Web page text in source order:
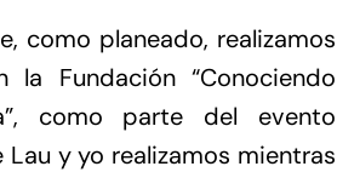
como planeado, realizamos
la Fundación “Conociendo
como parte del evento
y yo realizamos mientras